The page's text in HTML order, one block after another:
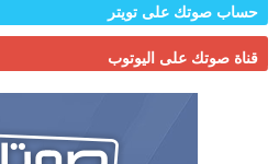
حساب صوتك على تويتر
قناة صوتك على اليوتوب